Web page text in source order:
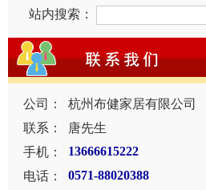
站内搜索：
公司：
杭州布健家居有限公司
联系：
唐先生
手机：
13666615222
电话： 0571-88020388